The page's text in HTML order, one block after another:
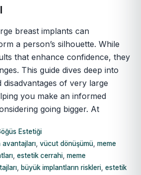
breast implants can
a person’s silhouette. While
that enhance confidence, they
This guide dives deep into
disadvantages of very large
you make an informed
going bigger. At
Estetiği
avantajları, vücut dönüşümü, meme
estetik cerrahi meme
büyük implantların riskleri estetik